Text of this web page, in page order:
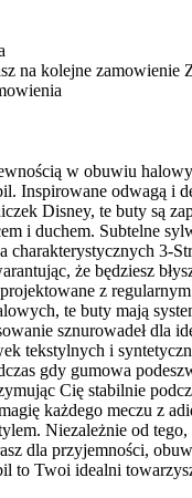
na kolejne zamowienie
w obuwiu
Inspirowane odwagą i
Disney, te buty są
i duchem. Subtelne
charakterystycznych 3-
że będziesz
z
te buty mają
sznurowadeł dla
tekstylnych i
gdy gumowa
Cię stabilnie
każdego meczu z
Niezależnie od
dla przyjemności,
to Twoi idealni